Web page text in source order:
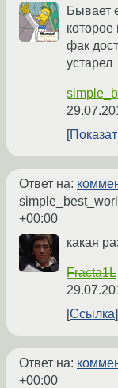
Бывает
фак
устарел
Ответ на:
+00:00
какая
Fracta1L
Ссылка
Ответ на:
+00:00